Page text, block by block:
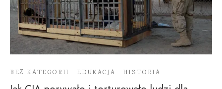
BEZ KATEGORII EDUKACJA HISTORIA